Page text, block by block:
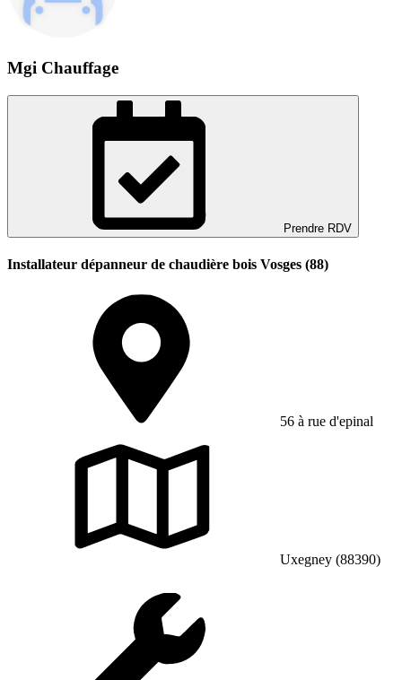
Mgi Chauffage
Prendre RDV
Installateur dépanneur de chaudière bois Vosges (88)
56 à rue d'epinal
Uxegney (88390)